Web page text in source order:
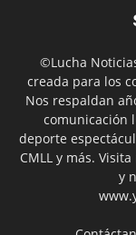
©Lucha
creada para los
Nos respaldan
comunicación
deporte
CMLL y más.
y